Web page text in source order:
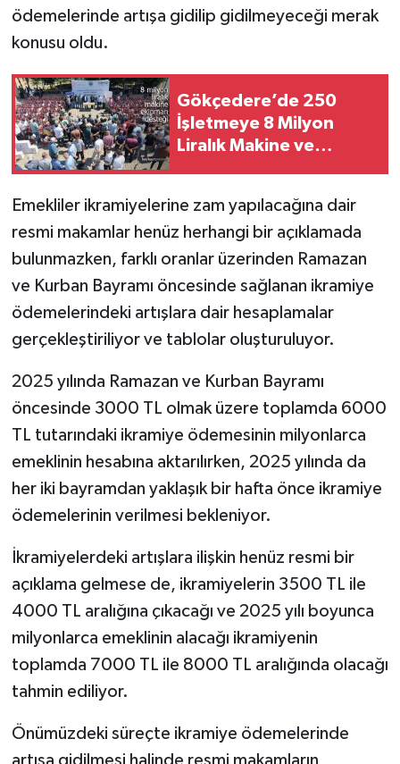
ödemelerinde artışa gidilip gidilmeyeceği merak
konusu oldu.
Gökçedere’de 250
İşletmeye 8 Milyon
Liralık Makine ve
Emekliler ikramiyelerine zam yapılacağına dair
resmi makamlar henüz herhangi bir açıklamada
bulunmazken, farklı oranlar üzerinden Ramazan
ve Kurban Bayramı öncesinde sağlanan ikramiye
ödemelerindeki artışlara dair hesaplamalar
gerçekleştiriliyor ve tablolar oluşturuluyor.
2025 yılında Ramazan ve Kurban Bayramı
öncesinde 3000 TL olmak üzere toplamda 6000
TL tutarındaki ikramiye ödemesinin milyonlarca
emeklinin hesabına aktarılırken, 2025 yılında da
her iki bayramdan yaklaşık bir hafta önce ikramiye
ödemelerinin verilmesi bekleniyor.
İkramiyelerdeki artışlara ilişkin henüz resmi bir
açıklama gelmese de, ikramiyelerin 3500 TL ile
4000 TL aralığına çıkacağı ve 2025 yılı boyunca
milyonlarca emeklinin alacağı ikramiyenin
toplamda 7000 TL ile 8000 TL aralığında olacağı
tahmin ediliyor.
Önümüzdeki süreçte ikramiye ödemelerinde
artışa gidilmesi halinde resmi makamların